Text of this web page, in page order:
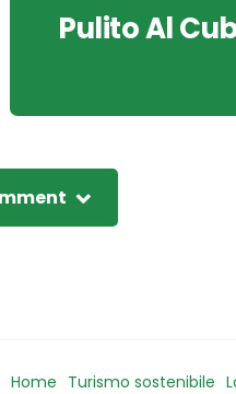
Pulito Al
Home Turismo sostenibile